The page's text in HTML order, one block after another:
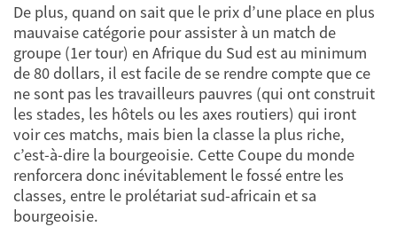
De plus, quand on sait que le prix d’une place en plus
mauvaise catégorie pour assister à un match de
groupe (1er tour) en Afrique du Sud est au minimum
de 80 dollars, il est facile de se rendre compte que ce
ne sont pas les travailleurs pauvres (qui ont construit
les stades, les hôtels ou les axes routiers) qui iront
voir ces matchs, mais bien la classe la plus riche,
c’est-à-dire la bourgeoisie. Cette Coupe du monde
renforcera donc inévitablement le fossé entre les
classes, entre le prolétariat sud-africain et sa
bourgeoisie.